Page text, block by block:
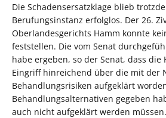
Die Schadensersatzklage blieb
Berufungsinstanz erfolglos. Der 26.
Oberlandesgerichts Hamm konnte
feststellen. Die vom Senat
habe ergeben, so der Senat, dass die
Eingriff hinreichend über die mit der
Behandlungsrisiken aufgeklärt
Behandlungsalternativen gegeben
auch nicht aufgeklärt werden müssen.